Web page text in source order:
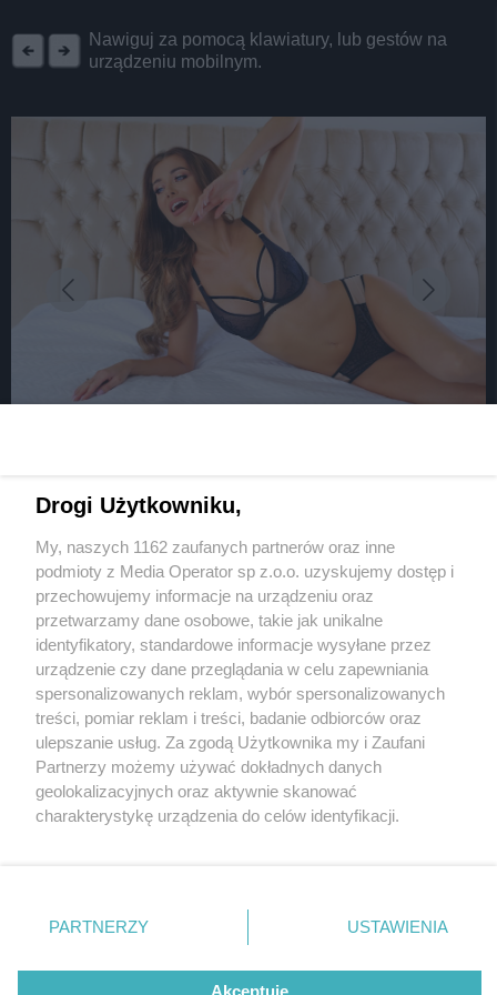
Nawiguj za pomocą klawiatury, lub gestów na
urządzeniu mobilnym.
1 / 10
BIUSTONOSZ AV 1916
CZARNY3
Wydawca mediów lokalnych
Nie zapomnij
zapoznać się z:
polityką prywatności regulamin korzystania z portali
Twojemiasto
Piekary Śląskie
Chorzów
Tarnowskie Góry
Gliwice
Skontakuj sięz nami
Kontakt
Wydawca
Redakcja
Drogi Użytkowniku,
My, naszych 1162 zaufanych partnerów oraz inne
podmioty z Media Operator sp z.o.o. uzyskujemy dostęp i
przechowujemy informacje na urządzeniu oraz
przetwarzamy dane osobowe, takie jak unikalne
identyfikatory, standardowe informacje wysyłane przez
urządzenie czy dane przeglądania w celu zapewniania
spersonalizowanych reklam, wybór spersonalizowanych
treści, pomiar reklam i treści, badanie odbiorców oraz
ulepszanie usług. Za zgodą Użytkownika my i Zaufani
Partnerzy możemy używać dokładnych danych
geolokalizacyjnych oraz aktywnie skanować
charakterystykę urządzenia do celów identyfikacji.
zmienić/wycofać klikając przycisk ustawień prywatności
znajdujący się w lewym dolnym rogu strony
rodzaje przetwarzania danych nie wymagają zgody
użytkownika, ale masz prawo sprzeciwić się takiemu
PARTNERZY USTAWIENIA
Akceptuję